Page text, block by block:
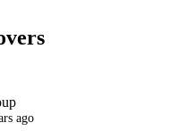
ago